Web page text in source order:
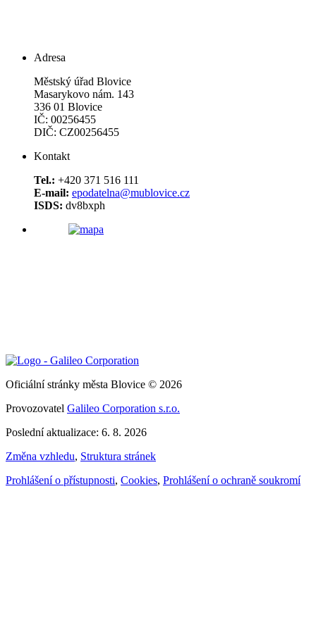
Adresa
Městský úřad Blovice
Masarykovo nám. 143
336 01 Blovice
IČ: 00256455
DIČ: CZ00256455
Kontakt
Tel.: +420 371 516 111
E-mail: epodatelna@mublovice.cz
ISDS: dv8bxph
Oficiální stránky města Blovice © 2026
Provozovatel Galileo Corporation s.r.o.
Poslední aktualizace: 6. 8. 2026
Změna vzhledu, Struktura stránek
Prohlášení o přístupnosti, Cookies, Prohlášení o ochraně soukromí